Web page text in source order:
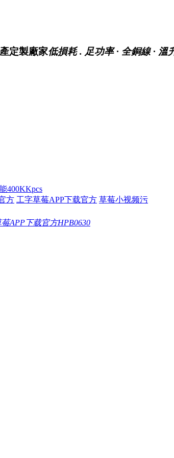
定製廠家低損耗 . 足功率 · 全銅線 · 溫
方 工字草莓APP下载官方 草莓小视频污
APP下载官方HPB0630